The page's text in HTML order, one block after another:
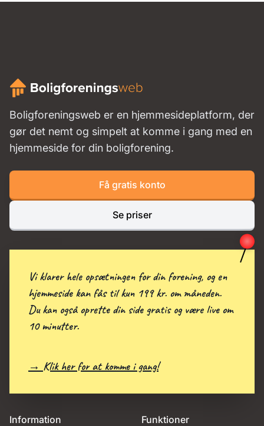
Boligforeningsweb er en hjemmesideplatform, der
gør det nemt og simpelt at komme i gang med en
hjemmeside for din boligforening.
Få gratis konto
Se priser
Information
Funktioner
Vi klarer hele opsætningen for din forening, og en
hjemmeside kan fås til kun 199 kr. om måneden.
Du kan også oprette din side gratis og være live om
10 minutter.
→ Klik her for at komme i gang!